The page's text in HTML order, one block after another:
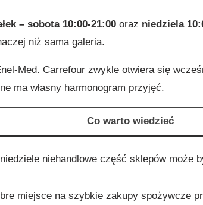
– sobota 10:00-21:00 oraz niedziela
niż sama galeria.
Med. Carrefour zwykle otwiera się
ma własny harmonogram przyjęć.
Co warto wiedzieć
niehandlowe część sklepów może
miejsce na szybkie zakupy spożywcze